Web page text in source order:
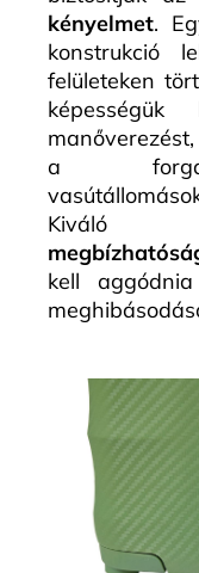
kényelmet.
konstrukció
felületeken
a
Kiváló
kell